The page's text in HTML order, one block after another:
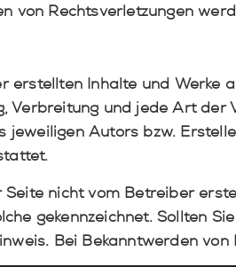
von Rechtsverletzungen
erstellten Inhalte und Werke
Verbreitung und jede Art
jeweiligen Autors bzw.
nicht vom Betreiber
gekennzeichnet. Sollten
Bei Bekanntwerden